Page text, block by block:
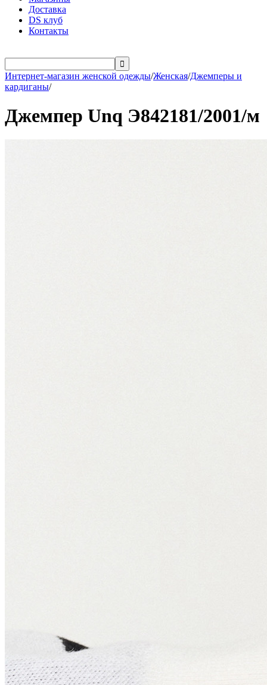
Доставка
DS клуб
Контакты

Интернет-магазин женской одежды/Женская/Джемперы и
кардиганы/
Джемпер Unq Э842181/2001/м